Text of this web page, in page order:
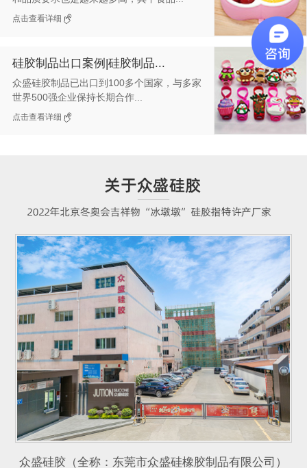
点击查看详细
硅胶制品出口案例|硅胶制品...
众盛硅胶制品已出口到100多个国家，与多家
世界500强企业保持长期合作...
点击查看详细
众盛硅胶（全称：东莞市众盛硅橡胶制品有限公司）